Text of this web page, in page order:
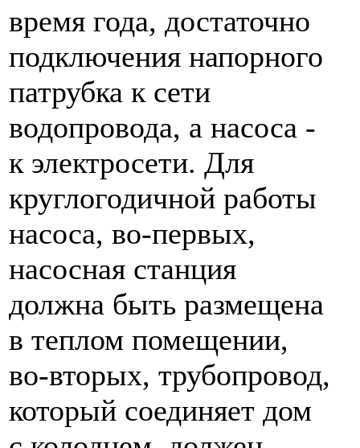
время года, достаточно
подключения напорного
патрубка к сети
водопровода, а насоса -
к электросети. Для
круглогодичной работы
насоса, во-первых,
насосная станция
должна быть размещена
в теплом помещении,
во-вторых, трубопровод,
который соединяет дом